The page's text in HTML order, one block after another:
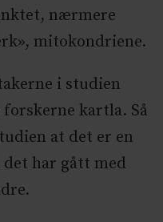
nærmere
mitokondriene.
i studien
kartla. Så
at det er en
har gått med